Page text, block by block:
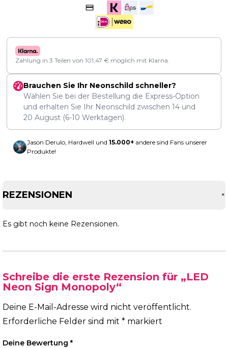
Zahlung in 3 Teilen von 101,47 € möglich mit Klarna.
Brauchen Sie Ihr Neonschild schneller?
Wählen Sie bei der Bestellung die Express-Option
und erhalten Sie Ihr Neonschild zwischen 14 und
20 August (6-10 Werktagen).
Jason Derulo, Hardwell und 15.000+ andere sind Fans unserer
Produkte!
REZENSIONEN +
Es gibt noch keine Rezensionen.
Schreibe die erste Rezension für „LED
Neon Sign Monopoly“
Deine E-Mail-Adresse wird nicht veröffentlicht.
Erforderliche Felder sind mit * markiert
Deine Bewertung *